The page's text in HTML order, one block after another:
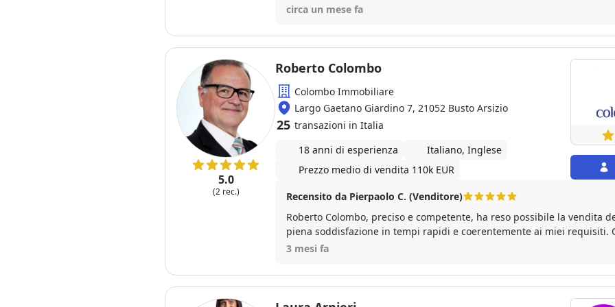
circa un mese fa
5.0
(2 rec.)
Roberto Colombo
Colombo Immobiliare
Largo Gaetano Giardino 7, 21052 Busto Arsizio
25 transazioni in Italia
18 anni di esperienza
Italiano, Inglese
Prezzo medio di vendita 110k EUR
Recensito da Pierpaolo C. (Venditore)
Roberto Colombo, preciso e competente, ha reso possibile la vendita
piena soddisfazione in tempi rapidi e coerentemente ai miei requisiti.
trattativa e nel completamento di tutte le attività burocratiche
eccellenti. Roberto Colombo è realmente l'agente immobiliare che ti
tranquilla e senza rischi!
3 mesi fa